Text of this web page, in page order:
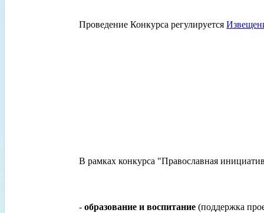
Проведение Конкурса регулируется
В рамках конкурса "Православная
- образование и воспитание (поддержка